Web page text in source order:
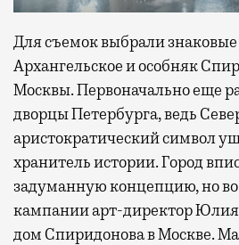
Для съемок выбрали
Архангельское и особняк
Москвы. Первоначально еще
дворцы Петербурга, ведь
аристократический символ
хранитель истории. Город
задуманную концепцию, но
кампании арт-директор
дом Спиридонова в Москве.